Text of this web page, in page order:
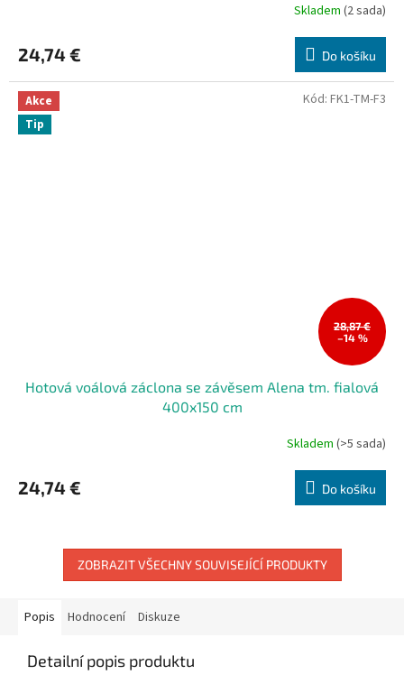
produktu
je
4,2
5
hvězdiček.
Skladem(2 sada)
24,74 € Do košíku
Akce
Tip
28,87 €
–14 %
Hotová voálová záclona se závěsem Alena tm. fialová
400x150 cm
produktu
je
Skladem(>5 sada)
24,74 € Do košíku
Kód: FK1-TM-F3
ZOBRAZIT VŠECHNY SOUVISEJÍCÍ PRODUKTY
Popis Hodnocení Diskuze
Detailní popis produktu